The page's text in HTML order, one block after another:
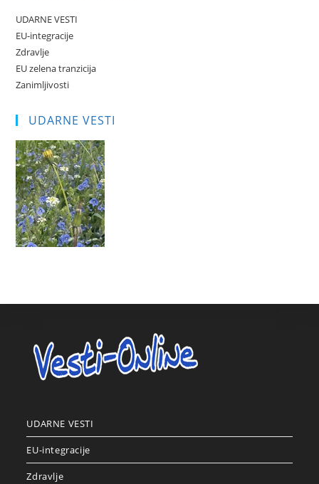
UDARNE VESTI
EU-integracije
Zdravlje
EU zelena tranzicija
Zanimljivosti
UDARNE VESTI
UDARNE VESTI
EU-integracije
Zdravlje